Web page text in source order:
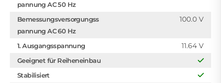
pannung AC 50 Hz
Bemessungsversorgungss
pannung AC 60 Hz
100.0 V
1. Ausgangsspannung 11.64 V
Geeignet für Reiheneinbau
Stabilisiert